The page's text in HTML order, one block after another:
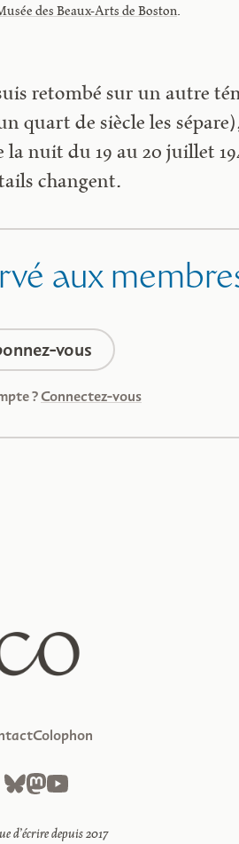
des Beaux-Arts de Boston.
retombé sur un autre
quart de siècle les
nuit du 19 au 20 juillet
changent.
aux
vous
?Connectez-vous
Colophon
d’écrire depuis 2017